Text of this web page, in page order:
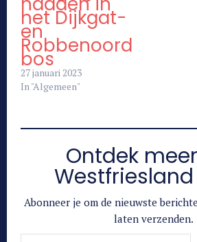
het Dijkgat-
en
Robbenoord
bos
27 januari 2023
In "Algemeen"
Ontdek
Abonneer je om de nieuwste
laten verzenden.
Typ je e-mail...